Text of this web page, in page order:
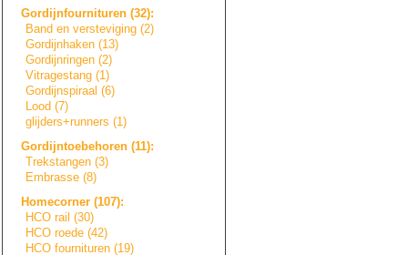
Gordijnfournituren (32):
Band en versteviging (2)
Gordijnhaken (13)
Gordijnringen (2)
Vitragestang (1)
Gordijnspiraal (6)
Lood (7)
glijders+runners (1)
Gordijntoebehoren (11):
Trekstangen (3)
Embrasse (8)
Homecorner (107):
HCO rail (30)
HCO roede (42)
HCO fournituren (19)